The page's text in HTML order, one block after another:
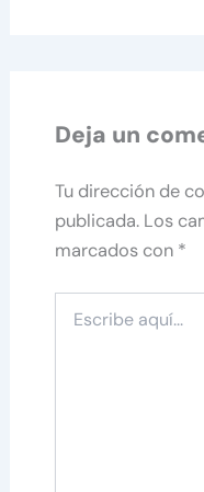
Deja un
Tu dirección de
publicada. Los
marcados con *
aquí...